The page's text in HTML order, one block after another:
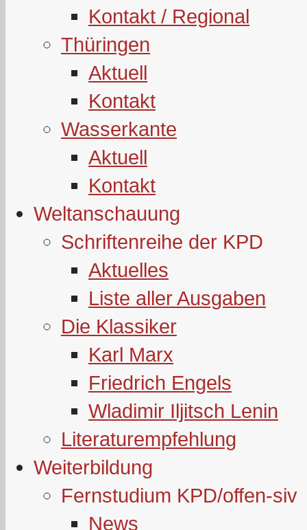
Kontakt / Regional
Thüringen
Aktuell
Kontakt
Wasserkante
Aktuell
Kontakt
Weltanschauung
Schriftenreihe der KPD
Aktuelles
Liste aller Ausgaben
Die Klassiker
Karl Marx
Friedrich Engels
Wladimir Iljitsch Lenin
Literaturempfehlung
Weiterbildung
Fernstudium KPD/offen-siv
News